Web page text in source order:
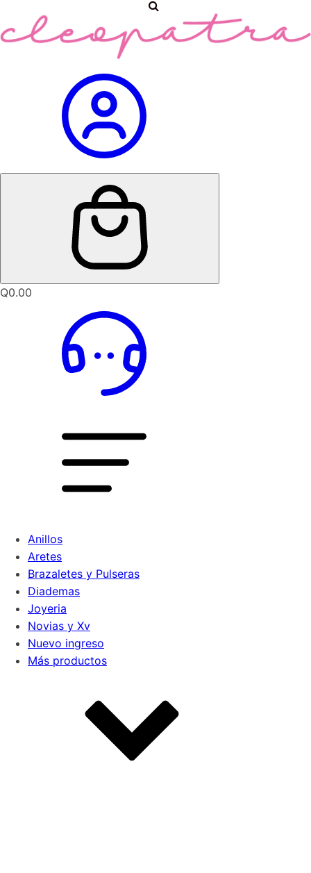
Q0.00
Anillos
Aretes
Brazaletes y Pulseras
Diademas
Joyeria
Novias y Xv
Nuevo ingreso
Más productos